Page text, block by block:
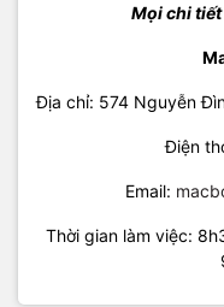
Mọi chi tiết
Địa chỉ: 574 Nguyễn
Điện
Email:
Thời gian làm việc: